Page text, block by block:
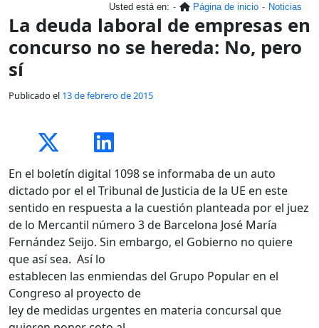
Usted está en: Página de inicio Noticias
La deuda laboral de empresas en
concurso no se hereda: No, pero
sí
Publicado el 13 de febrero de 2015
En el boletín digital 1098 se informaba de un auto
dictado por el el Tribunal de Justicia de la UE en este
sentido en respuesta a la cuestión planteada por el juez
de lo Mercantil número 3 de Barcelona José María
Fernández Seijo. Sin embargo, el Gobierno no quiere
que así sea. Así lo
establecen las enmiendas del Grupo Popular en el
Congreso al proyecto de
ley de medidas urgentes en materia concursal que